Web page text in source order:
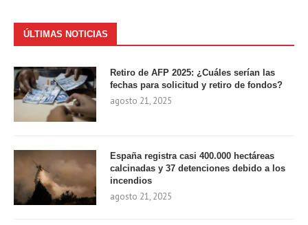
ÚLTIMAS NOTICIAS
Retiro de AFP 2025: ¿Cuáles serían las
fechas para solicitud y retiro de fondos?
agosto 21, 2025
España registra casi 400.000 hectáreas
calcinadas y 37 detenciones debido a los
incendios
agosto 21, 2025